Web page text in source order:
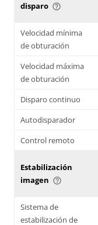
disparo help_outline
Velocidad mínima
de obturación
Velocidad máxima
de obturación
Disparo continuo
Autodisparador
Control remoto
Estabilización
imagen help_outline
Sistema de
estabilización de